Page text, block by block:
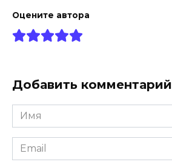
Оцените автора
Добавить комментарий
Имя
*
Email
*